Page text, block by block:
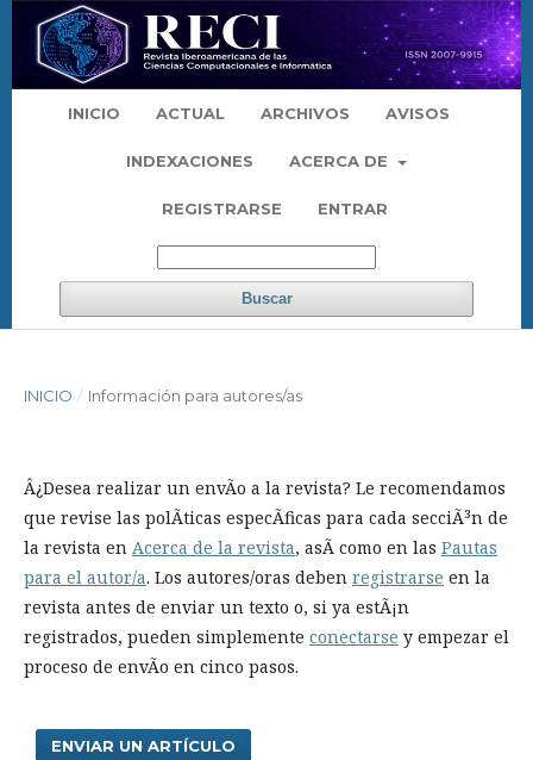
INICIO ACTUAL ARCHIVOS AVISOS
INDEXACIONES ACERCA DE
REGISTRARSE ENTRAR
Buscar
INICIO / Información para autores/as
Â¿Desea realizar un envÃ­o a la revista? Le recomendamos
que revise las polÃ­ticas especÃ­ficas para cada secciÃ³n de
la revista en Acerca de la revista, asÃ­ como en las Pautas
para el autor/a. Los autores/oras deben registrarse en la
revista antes de enviar un texto o, si ya estÃ¡n
registrados, pueden simplemente conectarse y empezar el
proceso de envÃ­o en cinco pasos.
ENVIAR UN ARTÍCULO